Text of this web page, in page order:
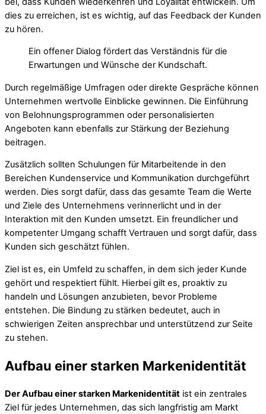
dies zu erreichen, ist es wichtig, auf das Feedback der Kunden
zu hören.
Ein offener Dialog fördert das Verständnis für die
Erwartungen und Wünsche der Kundschaft.
Durch regelmäßige Umfragen oder direkte Gespräche können
Unternehmen wertvolle Einblicke gewinnen. Die Einführung
von Belohnungsprogrammen oder personalisierten
Angeboten kann ebenfalls zur Stärkung der Beziehung
beitragen.
Zusätzlich sollten Schulungen für Mitarbeitende in den
Bereichen Kundenservice und Kommunikation durchgeführt
werden. Dies sorgt dafür, dass das gesamte Team die Werte
und Ziele des Unternehmens verinnerlicht und in der
Interaktion mit den Kunden umsetzt. Ein freundlicher und
kompetenter Umgang schafft Vertrauen und sorgt dafür, dass
Kunden sich geschätzt fühlen.
Ziel ist es, ein Umfeld zu schaffen, in dem sich jeder Kunde
gehört und respektiert fühlt. Hierbei gilt es, proaktiv zu
handeln und Lösungen anzubieten, bevor Probleme
entstehen. Die Bindung zu stärken bedeutet, auch in
schwierigen Zeiten ansprechbar und unterstützend zur Seite
zu stehen.
Aufbau einer starken Markenidentität
Der Aufbau einer starken Markenidentität ist ein zentrales
Ziel für jedes Unternehmen, das sich langfristig am Markt